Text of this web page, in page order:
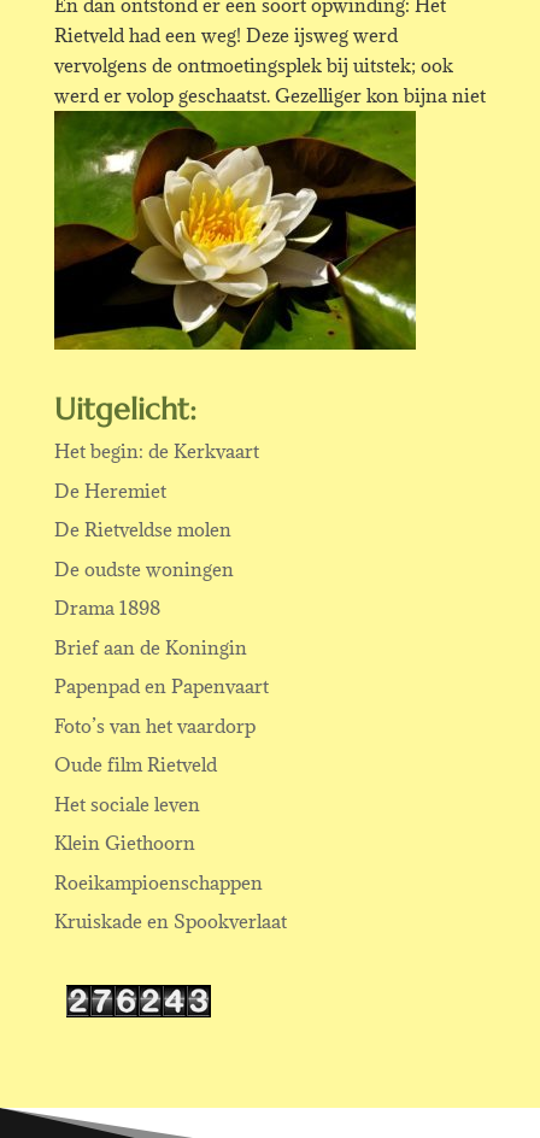
En dan ontstond er een soort opwinding: Het
Rietveld had een weg! Deze ijsweg werd
vervolgens de ontmoetingsplek bij uitstek; ook
werd er volop geschaatst. Gezelliger kon bijna niet
Uitgelicht:
Het begin: de Kerkvaart
De Heremiet
De Rietveldse molen
De oudste woningen
Drama 1898
Brief aan de Koningin
Papenpad en Papenvaart
Foto’s van het vaardorp
Oude film Rietveld
Het sociale leven
Klein Giethoorn
Roeikampioenschappen
Kruiskade en Spookverlaat